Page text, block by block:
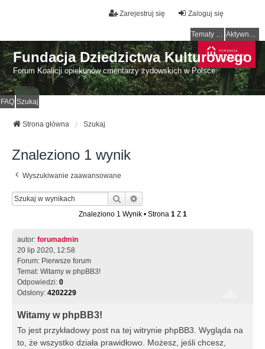
Zaloguj się
Zarejestruj się
Tematy bez odpowiedzi Aktywne tematy
Fundacja Dziedzictwa Kulturowego
Forum Koalicji opiekunów cmentarzy żydowskich w Polsce.
FAQ Szukaj
Strona główna Szukaj
Znaleziono 1 wynik
Wyszukiwanie zaawansowane
Szukaj
Znaleziono 1 Wynik • Strona 1Z 1
autor: forumadmin
20 lip 2020, 12:58
Forum: Pierwsze forum
Temat: Witamy w phpBB3!
Odpowiedzi: 0
Odsłony: 4202229
Witamy w phpBB3!
To jest przykładowy post na tej witrynie phpBB3. Wygląda na
to, że wszystko działa prawidłowo. Możesz, jeśli chcesz,